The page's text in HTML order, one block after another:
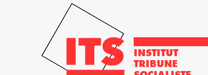
INSTITUT
TRIBUNE